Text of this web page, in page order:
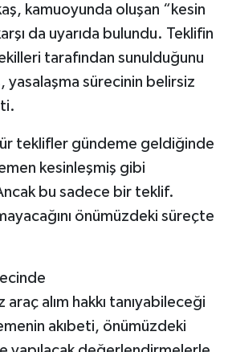
kamuoyunda oluşan “kesin
da uyarıda bulundu. Teklifin
tarafından sunulduğunu
yasalaşma sürecinin belirsiz
teklifler gündeme geldiğinde
kesinleşmiş gibi
bu sadece bir teklif.
önümüzdeki süreçte
araç alım hakkı tanıyabileceği
akıbeti, önümüzdeki